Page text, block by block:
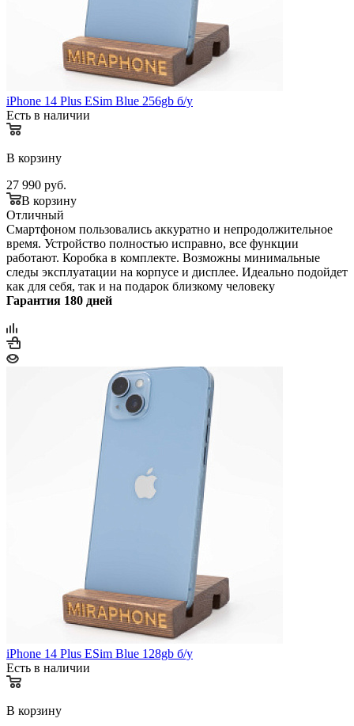
iPhone 14 Plus ESim Blue 256gb б/у
Есть в наличии
В корзину
27 990 руб.
В корзину
Отличный
Смартфоном пользовались аккуратно и непродолжительное
время. Устройство полностью исправно, все функции
работают. Коробка в комплекте. Возможны минимальные
следы эксплуатации на корпусе и дисплее. Идеально подойдет
как для себя, так и на подарок близкому человеку
Гарантия 180 дней
iPhone 14 Plus ESim Blue 128gb б/у
Есть в наличии
В корзину